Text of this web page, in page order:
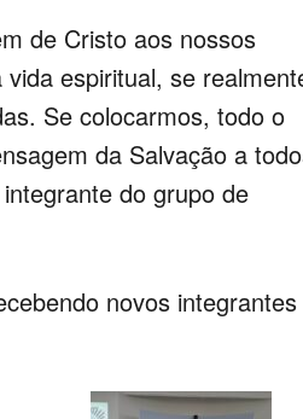
de Cristo aos nossos
espiritual, se
Se colocarmos, todo o
da Salvação a
do grupo de
novos integrantes